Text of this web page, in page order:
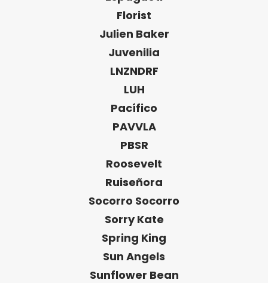
Florist
Julien Baker
Juvenilia
LNZNDRF
LUH
Pacífico
PAVVLA
PBSR
Roosevelt
Ruiseñora
Socorro Socorro
Sorry Kate
Spring King
Sun Angels
Sunflower Bean